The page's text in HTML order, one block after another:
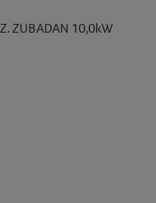
ZUBADAN 10,0kW